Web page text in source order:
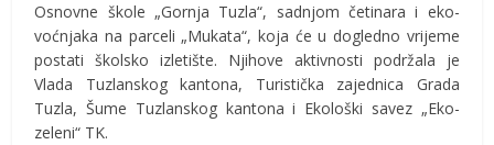
Osnovne škole „Gornja Tuzla“, sadnjom četinara i eko-
voćnjaka na parceli „Mukata“, koja će u dogledno vrijeme
postati školsko izletište. Njihove aktivnosti podržala je
Vlada Tuzlanskog kantona, Turistička zajednica Grada
Tuzla, Šume Tuzlanskog kantona i Ekološki savez „Eko-
zeleni“ TK.